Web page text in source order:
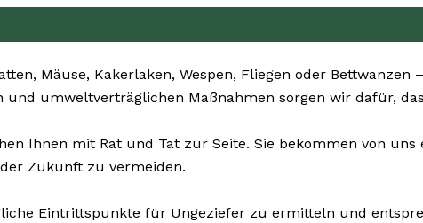
Mäuse, Kakerlaken, Wespen, Fliegen oder
umweltverträglichen Maßnahmen sorgen wir dafür,
Ihnen mit Rat und Tat zur Seite. Sie bekommen von
Zukunft zu vermeiden.
Eintrittspunkte für Ungeziefer zu ermitteln und